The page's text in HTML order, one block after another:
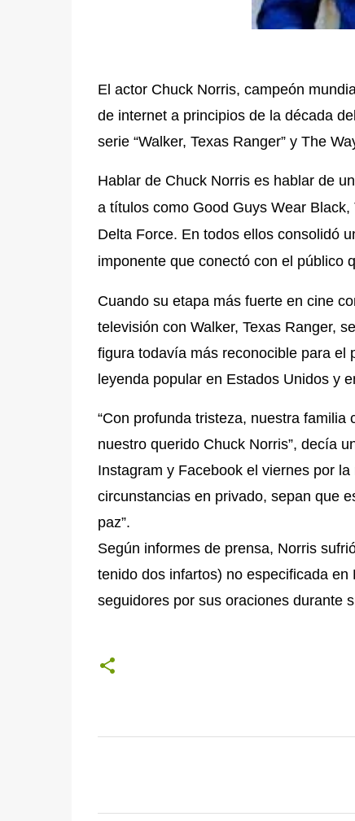
El actor Chuck Norris, campeón
de internet a principios de la década
serie “Walker, Texas Ranger” y The
Hablar de Chuck Norris es hablar de
a títulos como Good Guys Wear
Delta Force. En todos ellos consolidó
imponente que conectó con el público
Cuando su etapa más fuerte en cine
televisión con Walker, Texas Ranger,
figura todavía más reconocible para el
leyenda popular en Estados Unidos y
“Con profunda tristeza, nuestra
nuestro querido Chuck Norris”, decía
Instagram y Facebook el viernes por
circunstancias en privado, sepan que
paz”.
Según informes de prensa, Norris
tenido dos infartos) no especificada
seguidores por sus oraciones durante